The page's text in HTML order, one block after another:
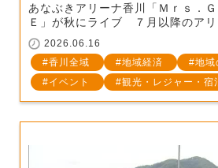
あなぶきアリーナ香川「Ｍｒｓ．
Ｅ」が秋にライブ ７月以降のアリ
2026.06.16
香川全域
地域経済
地域
イベント
観光・レジャー・宿